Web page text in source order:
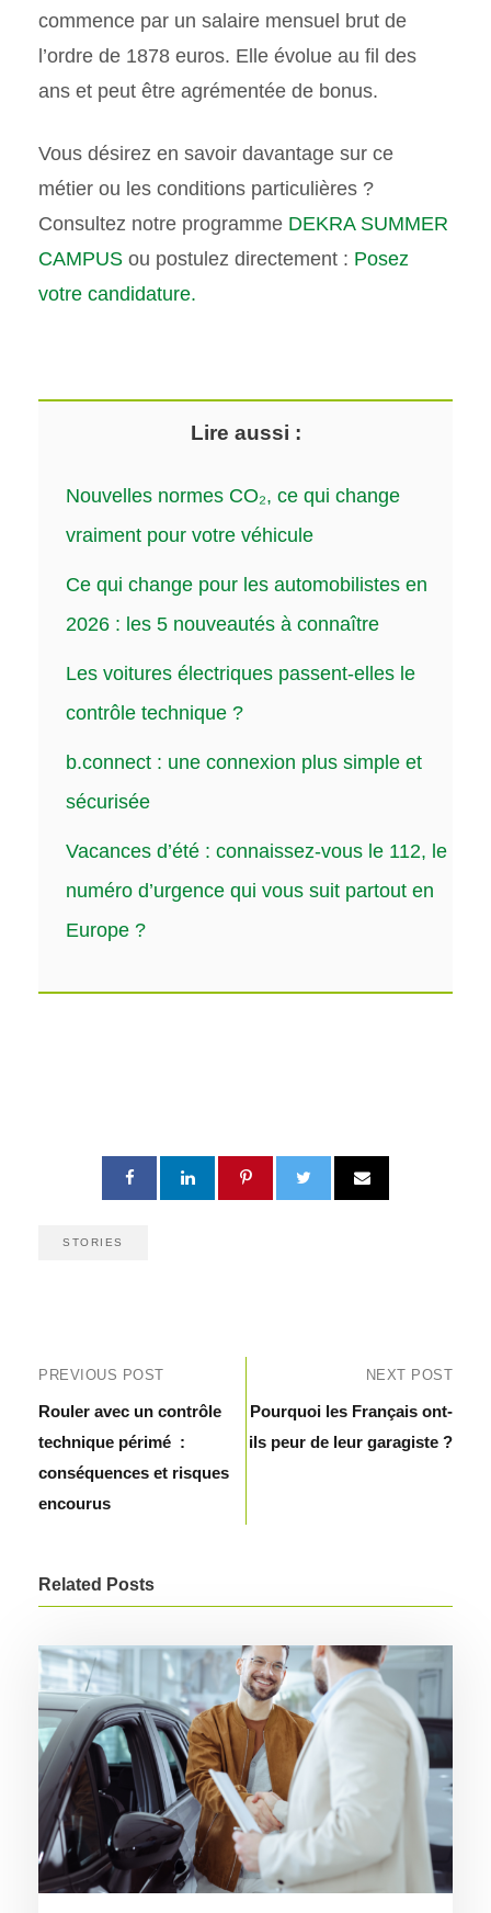
commence par un salaire mensuel brut de
l’ordre de 1878 euros. Elle évolue au fil des
ans et peut être agrémentée de bonus.
Vous désirez en savoir davantage sur ce
métier ou les conditions particulières ?
Consultez notre programme DEKRA SUMMER
CAMPUS ou postulez directement : Posez
votre candidature.
Lire aussi :
Nouvelles normes CO₂, ce qui change
vraiment pour votre véhicule
Ce qui change pour les automobilistes en
2026 : les 5 nouveautés à connaître
Les voitures électriques passent-elles le
contrôle technique ?
b.connect : une connexion plus simple et
sécurisée
Vacances d’été : connaissez-vous le 112, le
numéro d’urgence qui vous suit partout en
Europe ?
STORIES
PREVIOUS POST
Rouler avec un contrôle
technique périmé :
conséquences et risques
encourus
NEXT POST
Pourquoi les Français ont-
ils peur de leur garagiste ?
Related Posts